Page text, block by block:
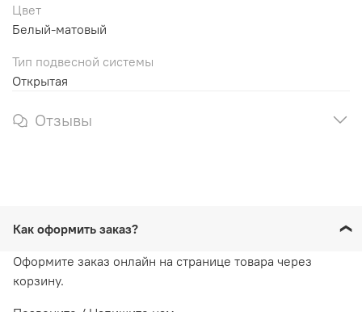
Цвет
Белый-матовый
Тип подвесной системы
Открытая
Отзывы
Как оформить заказ?
Оформите заказ онлайн на странице товара через
корзину.